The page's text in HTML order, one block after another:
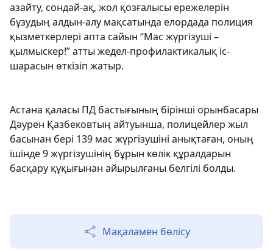
азайту, сондай-ақ, жол қозғалысы ережелерін
бұзудың алдын-алу мақсатында елордада полиция
қызметкерлері апта сайын “Мас жүргізуші –
қылмыскер!” атты жедел-профилактикалық іс-
шарасын өткізіп жатыр.
Астана қаласы ПД бастығының бірінші орынбасары
Дәурен Қазбековтың айтуынша, полицейлер жыл
басынан бері 139 мас жүргізушіні анықтаған, оның
ішінде 9 жүргізушінің бұрын көлік құралдарын
басқару құқығынан айырылғаны белгілі болды.
Мақаламен бөлісу